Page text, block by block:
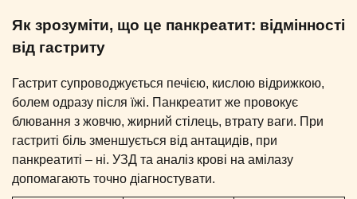
Як зрозуміти, що це панкреатит: відмінності
від гастриту
Гастрит супроводжується печією, кислою відрижкою,
болем одразу після їжі. Панкреатит же провокує
блювання з жовчю, жирний стілець, втрату ваги. При
гастриті біль зменшується від антацидів, при
панкреатиті – ні. УЗД та аналіз крові на амілазу
допомагають точно діагностувати.